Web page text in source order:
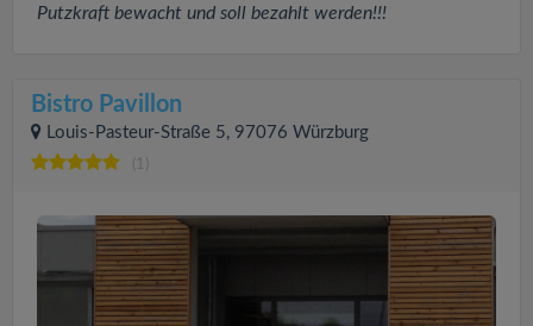
Putzkraft bewacht und soll bezahlt werden!!!
Bistro Pavillon
Louis-Pasteur-Straße 5, 97076 Würzburg
(1)